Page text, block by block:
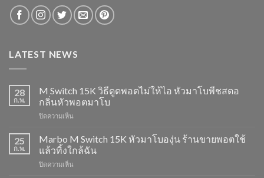
LATEST NEWS
28
ก.พ.
M Switch 15K วิธีดูดพอตไม่ให้ไอ หัวมาโบพีชสตอ
กลิ่นหัวพอตมาโบ
ปิดความเห็น
Switch
15K
วิธี
ดูด
25
ก.พ.
Marbo M Switch 15K หัวมาโบองุ่น ร้านขายพอตใช้
แล้วทิ้งใกล้ฉัน
ปิดความเห็น